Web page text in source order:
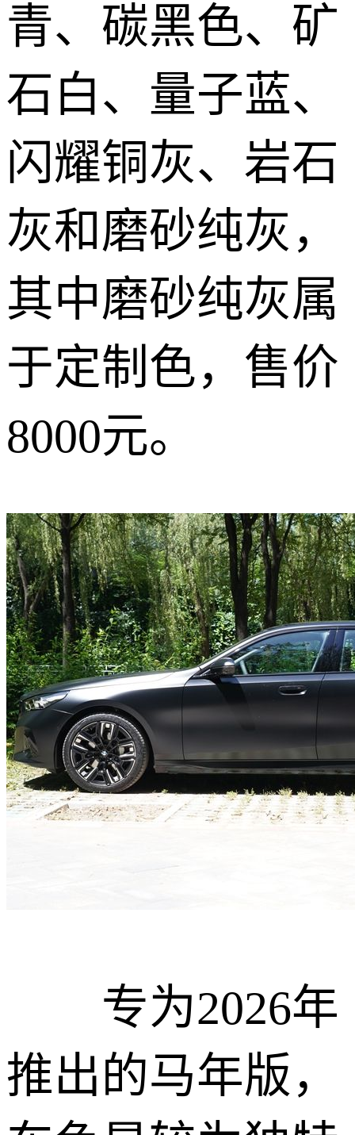
青、碳黑色、矿
石白、量子蓝、
闪耀铜灰、岩石
灰和磨砂纯灰，
其中磨砂纯灰属
于定制色，售价
8000元。
专为2026年
推出的马年版，